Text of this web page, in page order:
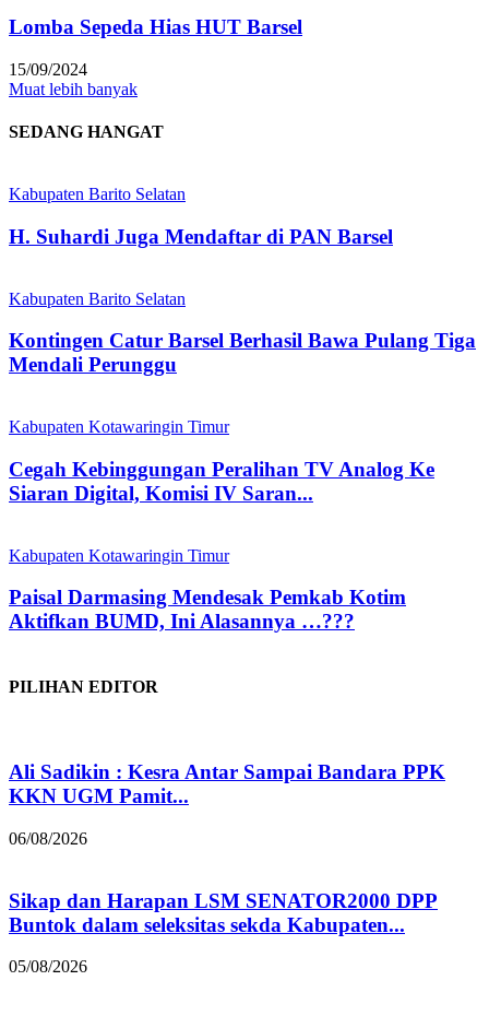
Lomba Sepeda Hias HUT Barsel
15/09/2024
Muat lebih banyak
SEDANG HANGAT
Kabupaten Barito Selatan
H. Suhardi Juga Mendaftar di PAN Barsel
Kabupaten Barito Selatan
Kontingen Catur Barsel Berhasil Bawa Pulang Tiga
Mendali Perunggu
Kabupaten Kotawaringin Timur
Cegah Kebinggungan Peralihan TV Analog Ke
Siaran Digital, Komisi IV Saran...
Kabupaten Kotawaringin Timur
Paisal Darmasing Mendesak Pemkab Kotim
Aktifkan BUMD, Ini Alasannya …???
PILIHAN EDITOR
Ali Sadikin : Kesra Antar Sampai Bandara PPK
KKN UGM Pamit...
06/08/2026
Sikap dan Harapan LSM SENATOR2000 DPP
Buntok dalam seleksitas sekda Kabupaten...
05/08/2026